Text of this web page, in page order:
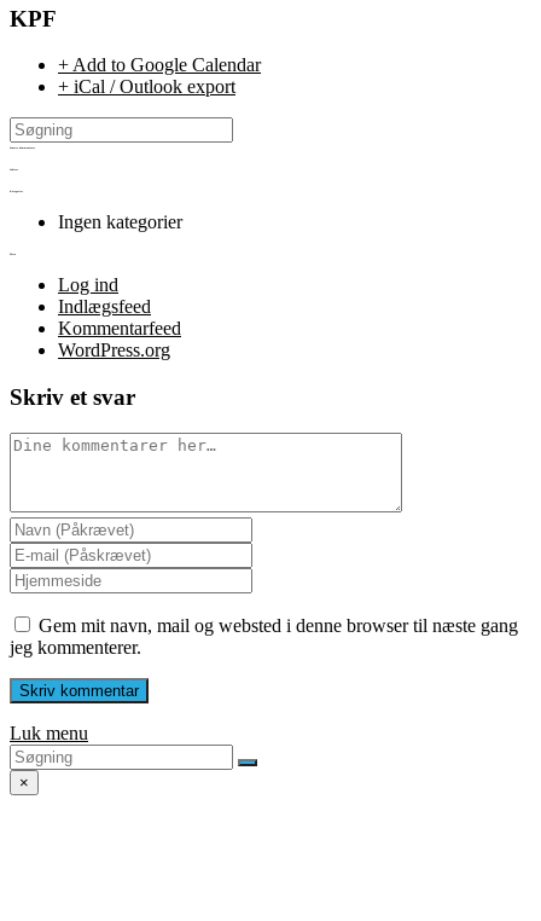
KPF
+ Add to Google Calendar
+ iCal / Outlook export
Ingen kategorier
Log ind
Indlægsfeed
Kommentarfeed
WordPress.org
Skriv et svar
Gem mit navn, mail og websted i denne browser til næste gang
jeg kommenterer.
Luk menu
×